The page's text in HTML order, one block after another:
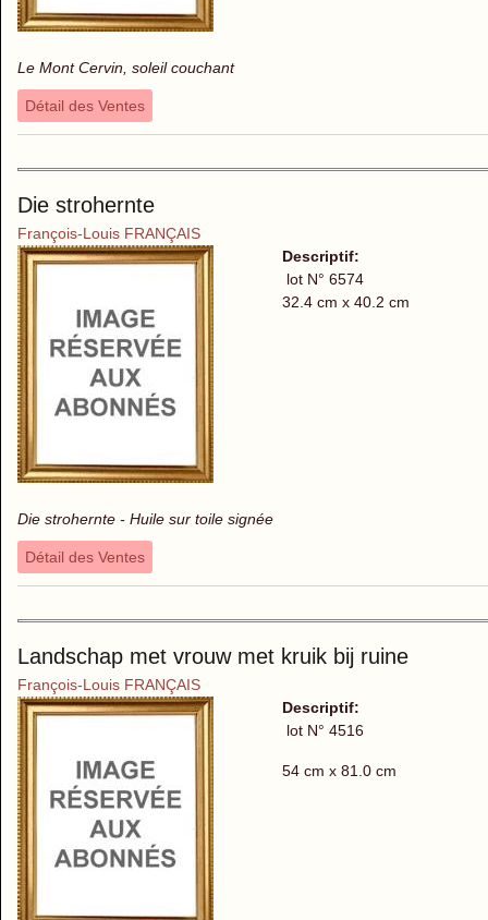
Le Mont Cervin, soleil couchant
Détail des Ventes
Die strohernte
François-Louis FRANÇAIS
Die strohernte - Huile sur toile signée
Descriptif:
lot N° 6574
32.4 cm x 40.2 cm
Détail des Ventes
Landschap met vrouw met kruik bij ruine
François-Louis FRANÇAIS
Descriptif:
lot N° 4516
54 cm x 81.0 cm